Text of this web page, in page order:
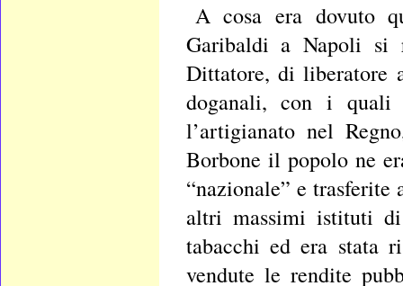
A cosa era dovuto
Garibaldi a Napoli si
Dittatore, di liberatore
doganali, con i quali
l’artigianato nel
Borbone il popolo ne
“nazionale” e
altri massimi istituti
tabacchi ed era stata
vendute le rendite